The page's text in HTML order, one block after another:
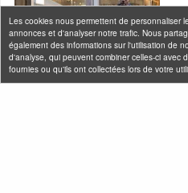
Les cookies nous permettent de personnaliser
annonces et d'analyser notre trafic. Nous
également des informations sur l'utilisation de
d'analyse, qui peuvent combiner celles-ci avec
fournies ou qu'ils ont collectées lors de votre